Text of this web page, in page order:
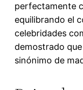
perfectamente
equilibrando el
celebridades
demostrado
sinónimo de